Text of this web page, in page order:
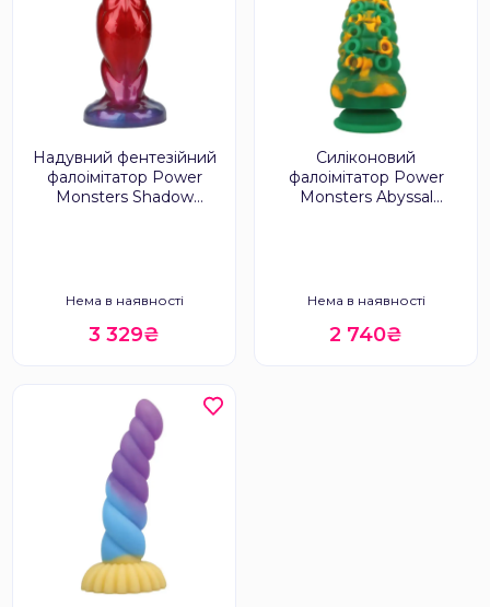
Надувний фентезійний
фалоімітатор Power
Monsters Shadow
Нема в наявності
3 329₴
Силіконовий
фалоімітатор Power
Monsters Abyssal
Нема в наявності
2 740₴